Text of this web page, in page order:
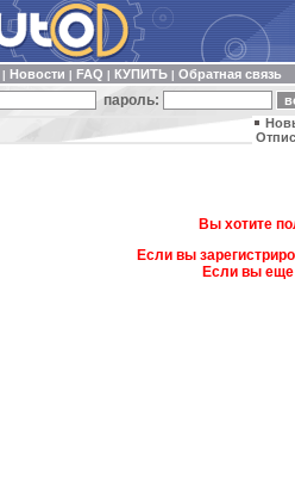
Новости FAQ КУПИТЬ Обратная связь
пароль:
Вы хотите
Если вы
Если вы еще